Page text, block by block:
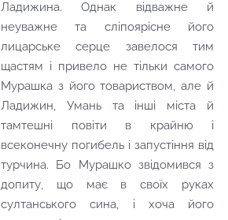
Ладижина. Однак відважне й
неуважне та сліпоярісне його
лицарське серце завелося тим
щастям і привело не тільки самого
Мурашка з його товариством, але й
Ладижин, Умань та інші міста й
тамтешні повіти в крайню і
всеконечну погибель і запустіння від
турчина. Бо Мурашко звідомився з
допиту, що має в своїх руках
султанського сина, і хоча його